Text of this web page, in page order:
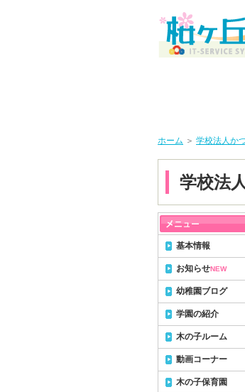
ホーム ＞ 学校法人か
学校法
基本情報
お知らせNEW
幼稚園ブログ
学園の紹介
木の子ルーム
動画コーナー
木の子保育園